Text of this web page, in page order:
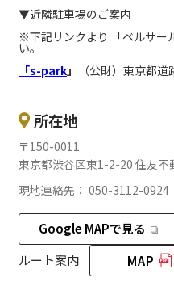
▼近隣駐車場のご案内
※下記リンクより 「ベルサー
い。
「s-park」 （公財）東京都
所在地
〒150-0011
東京都渋谷区東1-2-20 住友不
現地連絡先： 050-3112-0924
Google MAPで見る
ルート案内
MAP